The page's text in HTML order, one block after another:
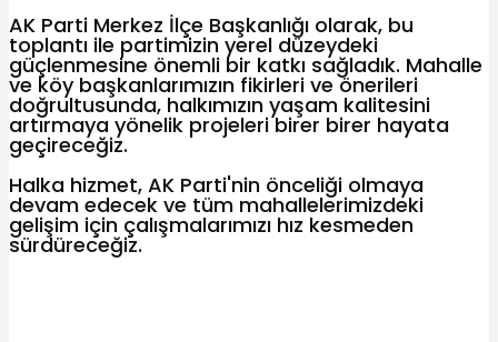
AK Parti Merkez İlçe Başkanlığı olarak, bu
toplantı ile partimizin yerel düzeydeki
güçlenmesine önemli bir katkı sağladık. Mahalle
ve köy başkanlarımızın fikirleri ve önerileri
doğrultusunda, halkımızın yaşam kalitesini
artırmaya yönelik projeleri birer birer hayata
geçireceğiz.
Halka hizmet, AK Parti'nin önceliği olmaya
devam edecek ve tüm mahallelerimizdeki
gelişim için çalışmalarımızı hız kesmeden
sürdüreceğiz.